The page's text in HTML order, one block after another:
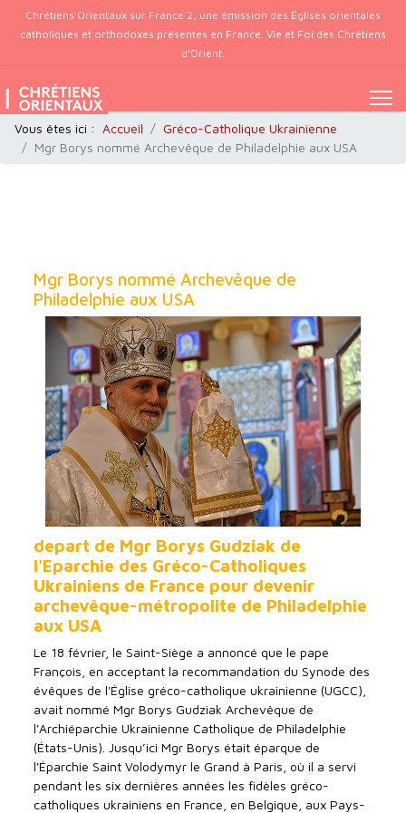
Chrétiens Orientaux sur France 2, une émission des Églises orientales
catholiques et orthodoxes présentes en France. Vie et Foi des Chrétiens
d’Orient.
Vous êtes ici : Accueil
Gréco-Catholique Ukrainienne
Mgr Borys nommé Archevêque de Philadelphie aux USA
Mgr Borys nommé Archevêque de
Philadelphie aux USA
depart de Mgr Borys Gudziak de
l'Eparchie des Gréco-Catholiques
Ukrainiens de France pour devenir
archevêque-métropolite de Philadelphie
aux USA
Le 18 février, le Saint-Siège a annoncé que le pape
François, en acceptant la recommandation du Synode des
évêques de l'Église gréco-catholique ukrainienne (UGCC),
avait nommé Mgr Borys Gudziak Archevêque de
l'Archiéparchie Ukrainienne Catholique de Philadelphie
(États-Unis). Jusqu’ici Mgr Borys était éparque de
l'Éparchie Saint Volodymyr le Grand à Paris, où il a servi
pendant les six dernières années les fidèles gréco-
catholiques ukrainiens en France, en Belgique, aux Pays-